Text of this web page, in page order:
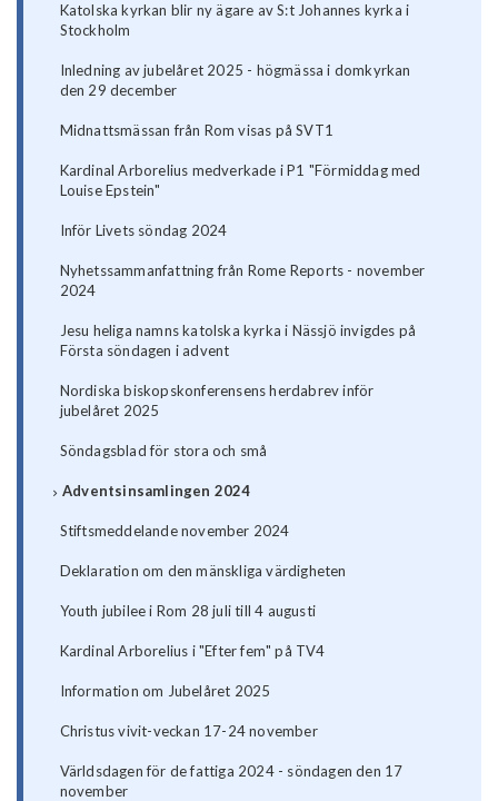
Katolska kyrkan blir ny ägare av S:t Johannes kyrka i
Stockholm
Inledning av jubelåret 2025 - högmässa i domkyrkan
den 29 december
Midnattsmässan från Rom visas på SVT1
Kardinal Arborelius medverkade i P1 "Förmiddag med
Louise Epstein"
Inför Livets söndag 2024
Nyhetssammanfattning från Rome Reports - november
2024
Jesu heliga namns katolska kyrka i Nässjö invigdes på
Första söndagen i advent
Nordiska biskopskonferensens herdabrev inför
jubelåret 2025
Söndagsblad för stora och små
Adventsinsamlingen 2024
Stiftsmeddelande november 2024
Deklaration om den mänskliga värdigheten
Youth jubilee i Rom 28 juli till 4 augusti
Kardinal Arborelius i "Efter fem" på TV4
Information om Jubelåret 2025
Christus vivit-veckan 17-24 november
Världsdagen för de fattiga 2024 - söndagen den 17
november